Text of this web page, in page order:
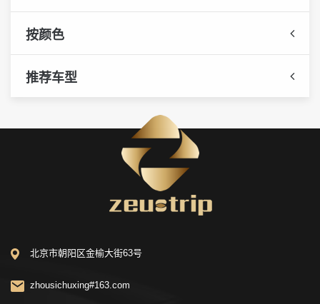
按颜色
推荐车型
北京市朝阳区金榆大街63号
zhousichuxing#163.com